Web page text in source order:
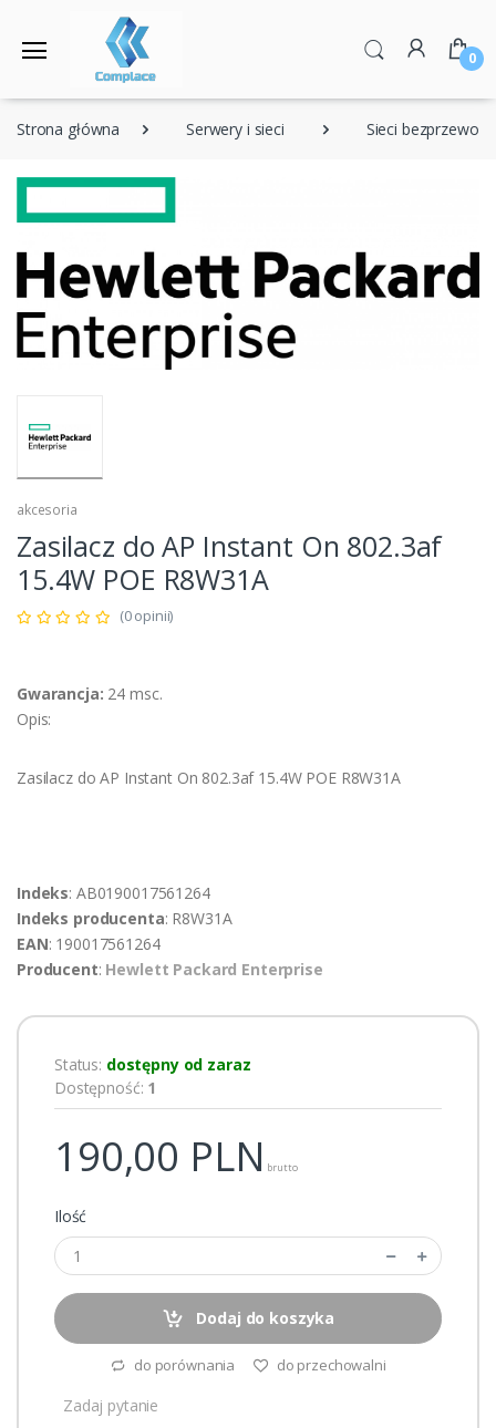
0
Strona główna Serwery i sieci Sieci
akcesoria
Zasilacz do AP Instant On 802.3af
15.4W POE R8W31A
(0 opinii)
Gwarancja: 24 msc.
Opis:
Zasilacz do AP Instant On 802.3af 15.4W POE R8W31A
Indeks: AB0190017561264
Indeks producenta: R8W31A
EAN: 190017561264
Producent: Hewlett Packard Enterprise
Status: dostępny od zaraz
Dostępność: 1
190,00 PLN brutto
Ilość
Dodaj do koszyka
do porównania do przechowalni
Zadaj pytanie